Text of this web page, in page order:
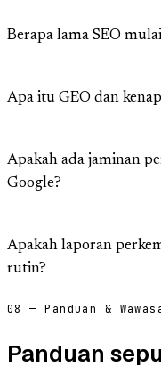
Berapa lama SEO
Apa itu GEO dan
Apakah ada jaminan
Google?
Apakah laporan
rutin?
08 — Panduan &
Panduan